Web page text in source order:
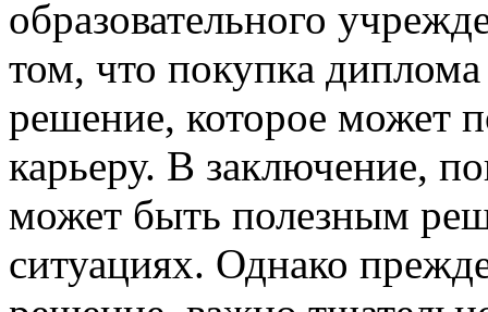
образовательного
том, что покупка диплома
решение, которое может
карьеру. В заключение,
может быть полезным
ситуациях. Однако